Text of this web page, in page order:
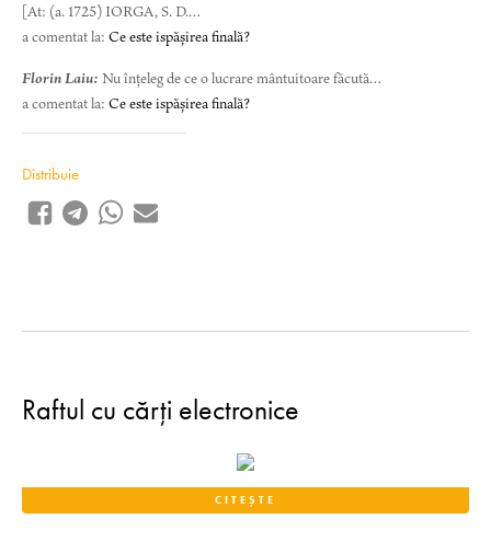
[At: (a. 1725) IORGA, S. D.…
a comentat la: Ce este ispășirea finală?
Florin Laiu: Nu înțeleg de ce o lucrare mântuitoare făcută…
a comentat la: Ce este ispășirea finală?
Distribuie
Raftul cu cărți electronice
CITEȘTE